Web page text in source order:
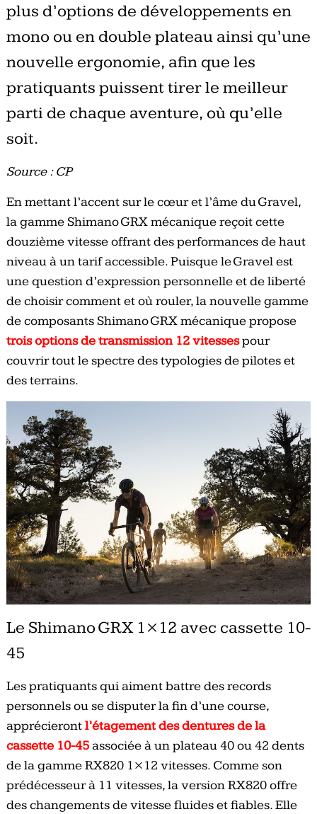
plus d’options de développements en
mono ou en double plateau ainsi qu’une
nouvelle ergonomie, afin que les
pratiquants puissent tirer le meilleur
parti de chaque aventure, où qu’elle
soit.
Source : CP
En mettant l’accent sur le cœur et l’âme du Gravel,
la gamme Shimano GRX mécanique reçoit cette
douzième vitesse offrant des performances de haut
niveau à un tarif accessible. Puisque le Gravel est
une question d’expression personnelle et de liberté
de choisir comment et où rouler, la nouvelle gamme
de composants Shimano GRX mécanique propose
trois options de transmission 12 vitessespour
couvrir tout le spectre des typologies de pilotes et
des terrains.
Le Shimano GRX 1×12 avec cassette 10-
45
Les pratiquants qui aiment battre des records
personnels ou se disputer la fin d’une course,
apprécierontl’étagement des dentures de la
cassette 10-45associée à un plateau 40 ou 42 dents
de la gamme RX820 1×12 vitesses. Comme son
prédécesseur à 11 vitesses, la version RX820 offre
des changements de vitesse fluides et fiables. Elle